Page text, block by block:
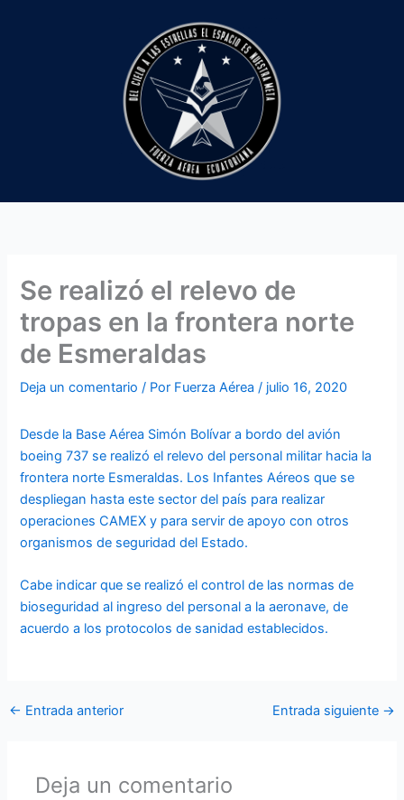
Se realizó el relevo de
tropas en la frontera norte
de Esmeraldas
Deja un comentario / Por Fuerza Aérea/ julio 16, 2020
Desde la Base Aérea Simón Bolívar a bordo del avión
boeing 737 se realizó el relevo del personal militar hacia la
frontera norte Esmeraldas. Los Infantes Aéreos que se
despliegan hasta este sector del país para realizar
operaciones CAMEX y para servir de apoyo con otros
organismos de seguridad del Estado.
Cabe indicar que se realizó el control de las normas de
bioseguridad al ingreso del personal a la aeronave, de
acuerdo a los protocolos de sanidad establecidos.
← Entrada anterior Entrada siguiente →
Deja un comentario